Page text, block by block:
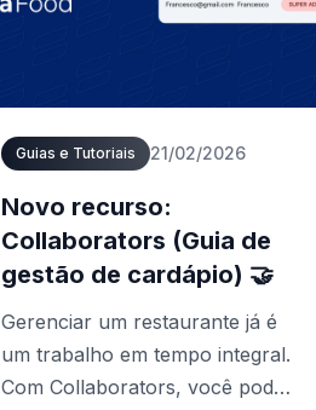
Guias e Tutoriais 21/02/2026
Novo recurso:
Collaborators (Guia de
gestão de cardápio) 🤝
Gerenciar um restaurante já é
um trabalho em tempo integral.
Com Collaborators, você pode